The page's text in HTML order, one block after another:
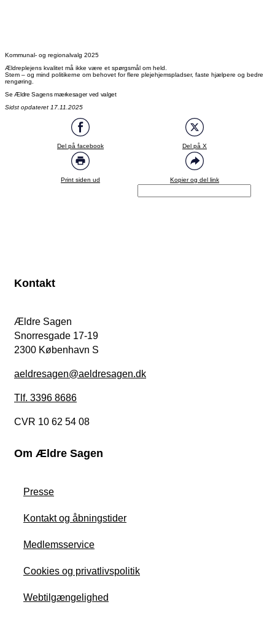
Kommunal- og regionalvalg 2025
Ældreplejens kvalitet må ikke være et spørgsmål om held.
Stem – og mind politikerne om behovet for flere plejehjemspladser, faste hjælpere og bedre
rengøring.
Se Ældre Sagens mærkesager ved valget
Sidst opdateret 17.11.2025
Del på facebook Del på X
Print siden ud Kopier og del link
Kontakt
Ældre Sagen
Snorresgade 17-19
2300 København S
aeldresagen@aeldresagen.dk
Tlf. 3396 8686
CVR 10 62 54 08
Om Ældre Sagen
Presse
Kontakt og åbningstider
Medlemsservice
Cookies og privatlivspolitik
Webtilgængelighed